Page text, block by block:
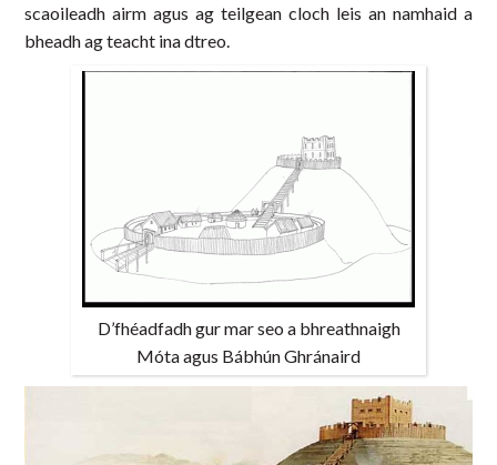
scaoileadh airm agus ag teilgean cloch leis an namhaid a
bheadh ag teacht ina dtreo.
D’fhéadfadh gur mar seo a bhreathnaigh
Móta agus Bábhún Ghránaird